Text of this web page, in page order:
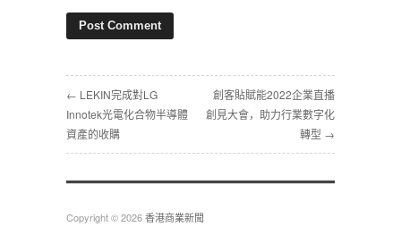
← ‎LEKIN完成對LG
Innotek光電化合物半導體
資產的收購‎
‎創客貼賦能2022企業直播
創見大會，助力行業數字化
轉型‎ →
Copyright © 2026香港商業新聞